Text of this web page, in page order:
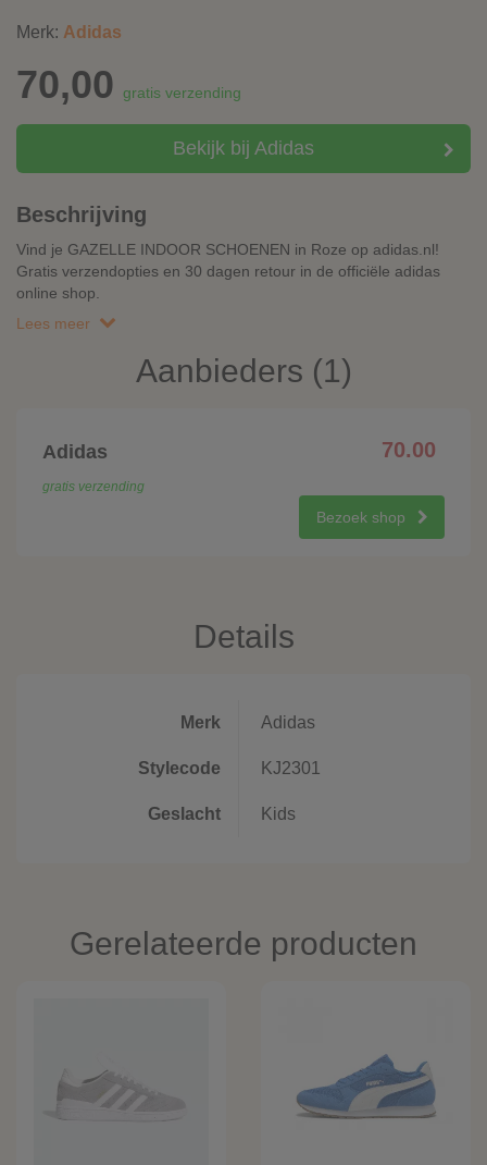
Merk: Adidas
70,00 gratis verzending
Bekijk bij Adidas
Beschrijving
Vind je GAZELLE INDOOR SCHOENEN in Roze op adidas.nl!
Gratis verzendopties en 30 dagen retour in de officiële adidas
online shop.
Lees meer
Aanbieders (1)
Adidas 70.00
gratis verzending
Bezoek shop
Details
Merk Adidas
Stylecode KJ2301
Geslacht Kids
Gerelateerde producten